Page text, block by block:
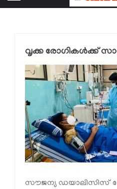
വൃക്ക രോഗികള്‍ക്ക്
സൗജന്യ ഡയാലിസിസ്